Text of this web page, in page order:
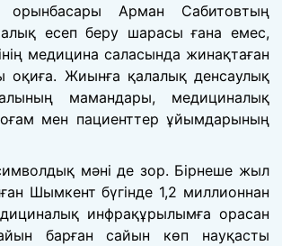
орынбасары Арман Сабитовтың
есеп беру шарасы ғана емес,
медицина саласында жинақтаған
оқиға. Жиынға қалалық денсаулық
мамандары, медициналық
мен пациенттер ұйымдарының
мәні де зор. Бірнеше жыл
Шымкент бүгінде 1,2 миллионнан
инфрақұрылымға орасан
барған сайын көп науқасты